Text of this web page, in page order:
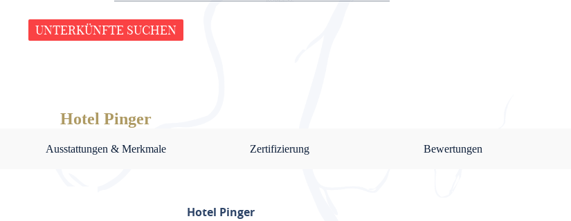
UNTERKÜNFTE SUCHEN
Hotel Pinger
Ausstattungen & Merkmale Zertifizierung Bewertungen
Hotel Pinger